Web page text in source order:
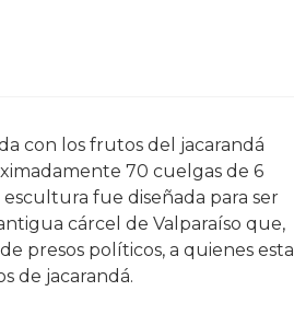
70 cuelgas de 6
fue diseñada para ser
cárcel de Valparaíso que,
presos políticos, a quienes esta
de jacarandá.